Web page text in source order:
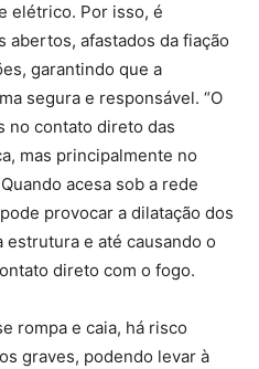
elétrico. Por isso, é
abertos, afastados da fiação
garantindo que a
segura e responsável. “O
no contato direto das
mas principalmente no
acesa sob a rede
provocar a dilatação dos
e até causando o
direto com o fogo.
rompa e caia, há risco
graves, podendo levar à